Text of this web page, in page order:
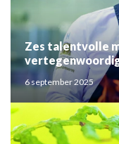
Zes talentvolle
2025
6 september 2025